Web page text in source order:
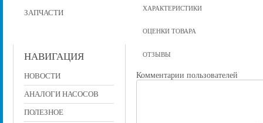
ЗАПЧАСТИ
НАВИГАЦИЯ
НОВОСТИ
АНАЛОГИ НАСОСОВ
ПОЛЕЗНОЕ
ХАРАКТЕРИСТИКИ
ОЦЕНКИ ТОВАРА
ОТЗЫВЫ
Комментарии пользователей